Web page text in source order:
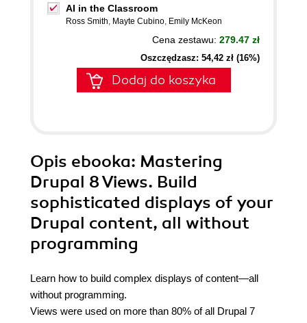
AI in the Classroom
Ross Smith, Mayte Cubino, Emily McKeon
Cena zestawu: 279.47 zł
Oszczędzasz: 54,42 zł (16%)
Dodaj do koszyka
Opis ebooka: Mastering
Drupal 8 Views. Build
sophisticated displays of your
Drupal content, all without
programming
Learn how to build complex displays of content—all
without programming.
Views were used on more than 80% of all Drupal 7